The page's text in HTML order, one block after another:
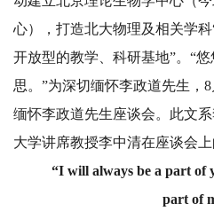
心），打造北大物理及相关学
开放型的教学、科研基地”。“
思。”为深切缅怀李政道先生，
缅怀李政道先生座谈会。此文
大学讲席教授李中清在座谈会上
“I will always be a part of
part of